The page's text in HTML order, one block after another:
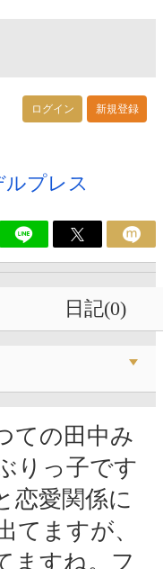
ログイン 新規登録
ルプレス
日記(0)
ての田中み
りっ子です
恋愛関係に
てますが、
ますね。フ